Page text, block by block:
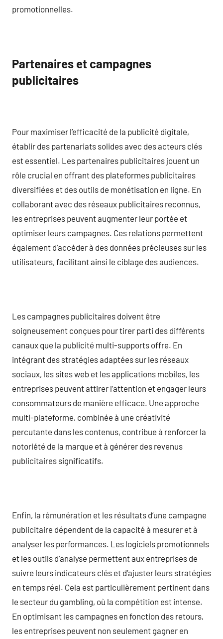
promotionnelles.
Partenaires et campagnes
publicitaires
Pour maximiser l’efficacité de la publicité digitale,
établir des partenariats solides avec des acteurs clés
est essentiel. Les partenaires publicitaires jouent un
rôle crucial en offrant des plateformes publicitaires
diversifiées et des outils de monétisation en ligne. En
collaborant avec des réseaux publicitaires reconnus,
les entreprises peuvent augmenter leur portée et
optimiser leurs campagnes. Ces relations permettent
également d’accéder à des données précieuses sur les
utilisateurs, facilitant ainsi le ciblage des audiences.
Les campagnes publicitaires doivent être
soigneusement conçues pour tirer parti des différents
canaux que la publicité multi-supports offre. En
intégrant des stratégies adaptées sur les réseaux
sociaux, les sites web et les applications mobiles, les
entreprises peuvent attirer l’attention et engager leurs
consommateurs de manière efficace. Une approche
multi-plateforme, combinée à une créativité
percutante dans les contenus, contribue à renforcer la
notoriété de la marque et à générer des revenus
publicitaires significatifs.
Enfin, la rémunération et les résultats d’une campagne
publicitaire dépendent de la capacité à mesurer et à
analyser les performances. Les logiciels promotionnels
et les outils d’analyse permettent aux entreprises de
suivre leurs indicateurs clés et d’ajuster leurs stratégies
en temps réel. Cela est particulièrement pertinent dans
le secteur du gambling, où la compétition est intense.
En optimisant les campagnes en fonction des retours,
les entreprises peuvent non seulement gagner en